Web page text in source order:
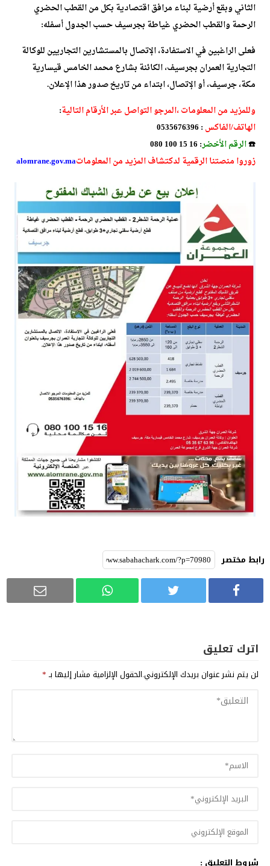
الثاني وبقع أرضية لبناء مرافق اقتصادية بكل من القطب الحضري
الرحمة والقطبالحضري غياطة بجرسيف حسب الجدول أسفله:
فعلى الراغبين في الاستفادة، الإتصال بالمستشارين التجاريين للوكالة
التجارية العمران بجرسيف، الكائنة بشارع محمد الخامس قيسارية
مكة، جرسيف، أو الإتصال، ابتداء من تاريخ صدور هذا الإعلان.
وللمزيد من المعلومات ،المرجو التواصل عبر الأرقام التالية:
الهاتف/الفاكس: 0535676396
☎️الرقم الأخضر: 16 15 100 080
زوروا منصتنا الرقمية لدكتشاف المزيد من المعلوماتalomrane.gov.ma
رابط مختصر
اترك تعليق
لن يتم نشر عنوان بريدك الإلكتروني.الحقول الإلزامية مشار إليها بـ*
شروط التعليق :